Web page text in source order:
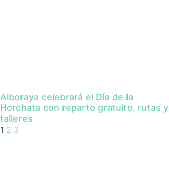
Alboraya celebrará el Día de la
Horchata con reparto gratuito, rutas y
talleres
1 2 3